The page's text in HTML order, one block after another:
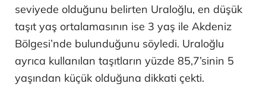
seviyede olduğunu belirten Uraloğlu, en düşük
taşıt yaş ortalamasının ise 3 yaş ile Akdeniz
Bölgesi’nde bulunduğunu söyledi. Uraloğlu
ayrıca kullanılan taşıtların yüzde 85,7’sinin 5
yaşından küçük olduğuna dikkati çekti.